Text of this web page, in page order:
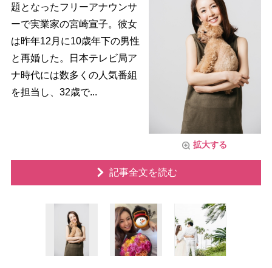
拡大する
題となったフリーアナウンサ
ーで実業家の宮崎宣子。彼女
は昨年12月に10歳年下の男性
と再婚した。日本テレビ局ア
ナ時代には数多くの人気番組
を担当し、32歳で...
記事全文を読む